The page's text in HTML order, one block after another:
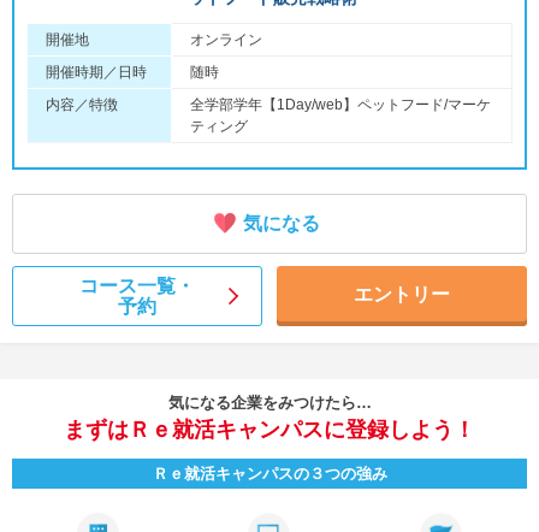
開催地
オンライン
開催時期／日時
随時
内容／特徴
全学部学年【1Day/web】ペットフード/マーケ
ティング
気になる
コース一覧・
予約
エントリー
気になる企業をみつけたら…
まずはＲｅ就活キャンパスに登録しよう！
Ｒｅ就活キャンパスの３つの強み